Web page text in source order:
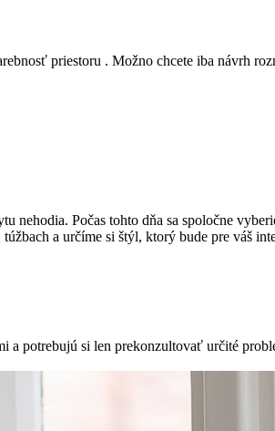
priestoru . Možno chcete iba návrh
Počas tohto dňa sa spoločne
a určíme si štýl, ktorý bude pre váš
potrebujú si len prekonzultovať určité